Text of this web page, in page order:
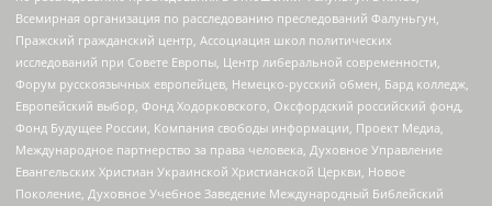
Всемирная организация по расследованию преследований Фалуньгун,
Пражский гражданский центр, Ассоциация школ политических
исследований при Совете Европы, Центр либеральной современности,
Форум русскоязычных европейцев, Немецко-русский обмен, Бард колледж,
Европейский выбор, Фонд Ходорковского, Оксфордский российский фонд,
Фонд Будущее России, Компания свободы информации, Проект Медиа,
Международное партнерство за права человека, Духовное Управление
Евангельских Христиан Украинской Христианской Церкви, Новое
Поколение, Духовное Учебное Заведение Международный Библейский